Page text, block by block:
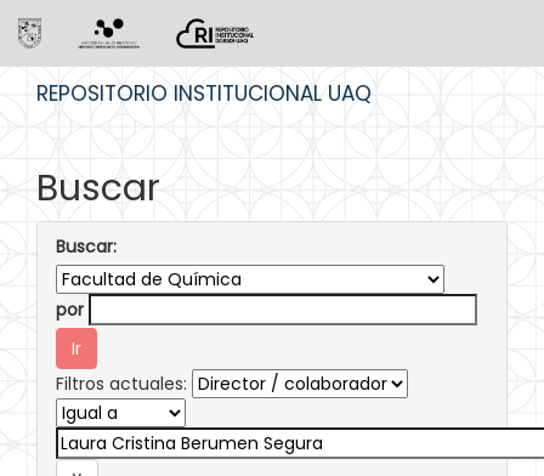
REPOSITORIO INSTITUCIONAL UAQ
Buscar
Buscar:
por
Filtros actuales: